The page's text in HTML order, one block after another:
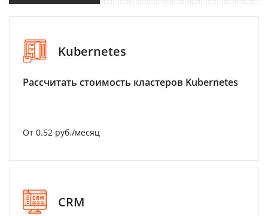
Kubernetes
Рассчитать стоимость кластеров Kubernetes
От 0.52 руб./месяц
CRM